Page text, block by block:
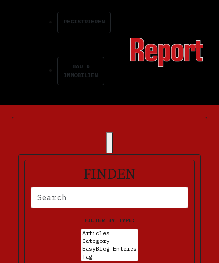
REGISTRIEREN
BAU &
IMMOBILIEN
FINDEN
BITTE FÜLLEN SIE DIE ERFORDERLICHEN FELDER AUS.
FILTER BY TYPE: